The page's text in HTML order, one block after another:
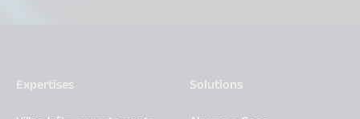
Expertises
Solutions